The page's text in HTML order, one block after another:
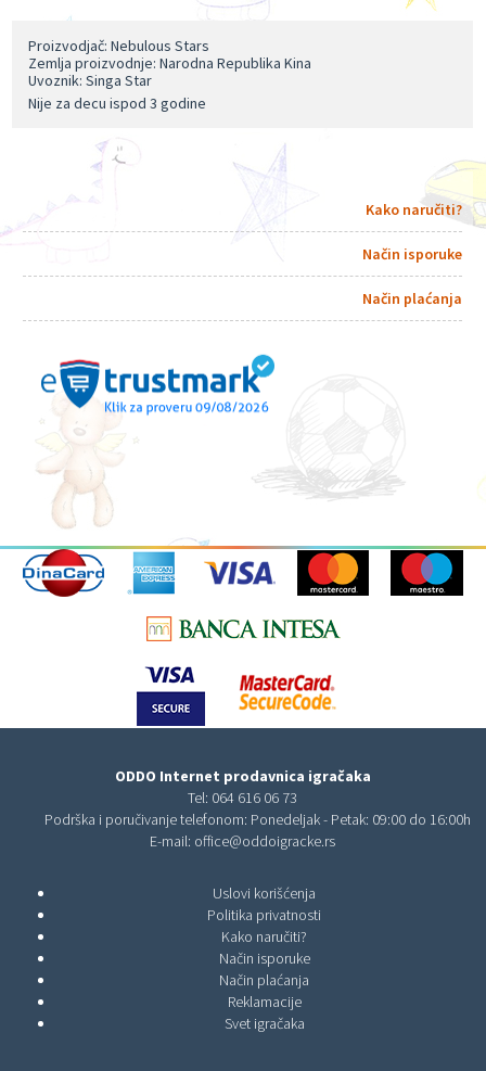
Proizvodjač: Nebulous Stars
Zemlja proizvodnje: Narodna Republika Kina
Uvoznik: Singa Star
Nije za decu ispod 3 godine
Kako naručiti?
Način isporuke
Način plaćanja
ODDO Internet prodavnica igračaka
Tel: 064 616 06 73
Podrška i poručivanje telefonom: Ponedeljak - Petak: 09:00 do 16:00h
E-mail: office@oddoigracke.rs
Uslovi korišćenja
Politika privatnosti
Kako naručiti?
Način isporuke
Način plaćanja
Reklamacije
Svet igračaka